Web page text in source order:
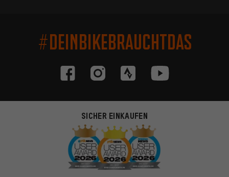
#DEINBIKEBRAUCHTDAS
SICHER EINKAUFEN